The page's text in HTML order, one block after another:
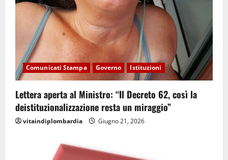
Comunicati Stampa Governo Istituzioni
Lettera aperta al Ministro: “Il Decreto 62, così la
deistituzionalizzazione resta un miraggio”
vitaindiplombardia Giugno 21, 2026